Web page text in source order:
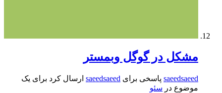
مشکل در گوگل وبمستر
saeedsaeed پاسخی برای saeedsaeed ارسال کرد برای یک
موضوع در سئو